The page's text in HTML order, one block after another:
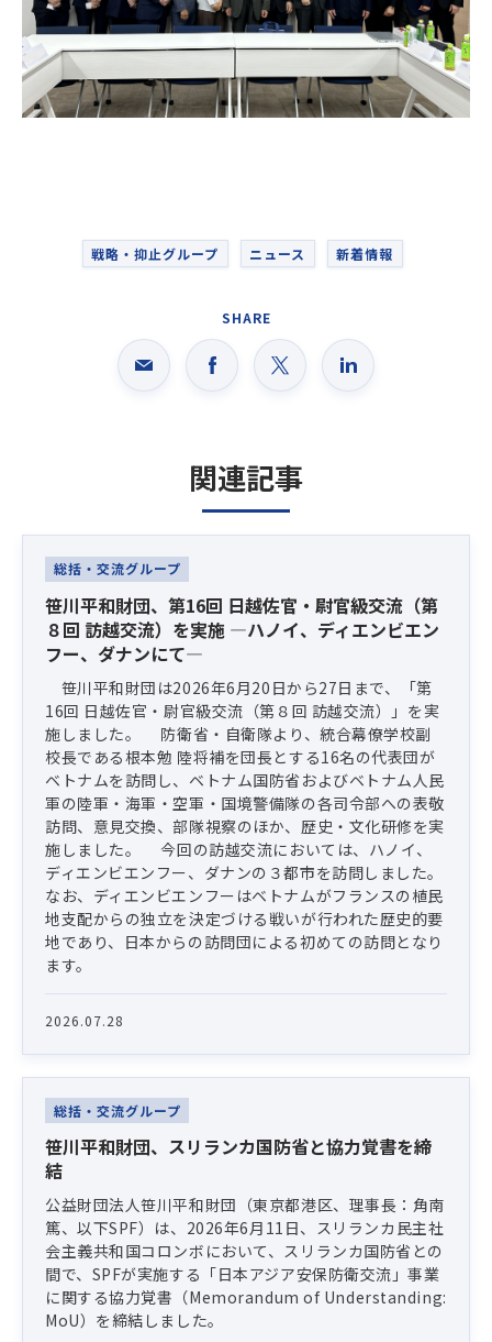
戦略・抑止グループ ニュース 新着情報
SHARE
関連記事
Latest News
総括・交流グループ
笹川平和財団、第16回 日越佐官・尉官級交流（第
８回 訪越交流）を実施 ―ハノイ、ディエンビエン
フー、ダナンにて―
笹川平和財団は2026年6月20日から27日まで、「第
16回 日越佐官・尉官級交流（第８回 訪越交流）」を実
施しました。 防衛省・自衛隊より、統合幕僚学校副
校長である根本勉 陸将補を団長とする16名の代表団が
ベトナムを訪問し、ベトナム国防省およびベトナム人民
軍の陸軍・海軍・空軍・国境警備隊の各司令部への表敬
訪問、意見交換、部隊視察のほか、歴史・文化研修を実
施しました。 今回の訪越交流においては、ハノイ、
ディエンビエンフー、ダナンの３都市を訪問しました。
なお、ディエンビエンフーはベトナムがフランスの植民
地支配からの独立を決定づける戦いが行われた歴史的要
地であり、日本からの訪問団による初めての訪問となり
ます。
2026.07.28
総括・交流グループ
笹川平和財団、スリランカ国防省と協力覚書を締
結
公益財団法人笹川平和財団（東京都港区、理事長：角南
篤、以下SPF）は、2026年6月11日、スリランカ民主社
会主義共和国コロンボにおいて、スリランカ国防省との
間で、SPFが実施する「日本アジア安保防衛交流」事業
に関する協力覚書（Memorandum of Understanding:
MoU）を締結しました。